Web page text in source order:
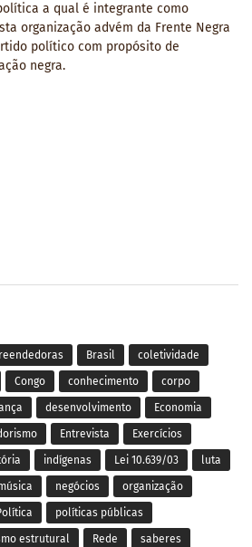
a qual é integrante como
organização advém da Frente Negra
político com propósito de
negra.
Brasil coletividade
Congo conhecimento corpo
desenvolvimento Economia
Entrevista Exercícios
indígenas Lei 10.639/03 luta
negócios organização
políticas públicas
estrutural Rede saberes